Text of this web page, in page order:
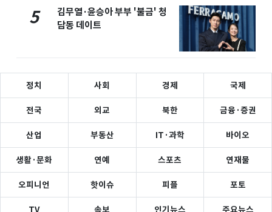
5
김무열·윤승아 부부 '불금' 청
담동 데이트
정치 사회 경제 국제
전국 외교 북한 금융·증권
산업 부동산 IT·과학 바이오
생활·문화 연예 스포츠 연재물
오피니언 핫이슈 피플 포토
TV 속보 인기뉴스 주요뉴스